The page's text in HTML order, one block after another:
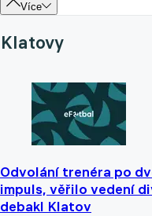
Více
Klatovy
Odvolání trenéra po
impuls, věřilo vedení
debakl Klatov